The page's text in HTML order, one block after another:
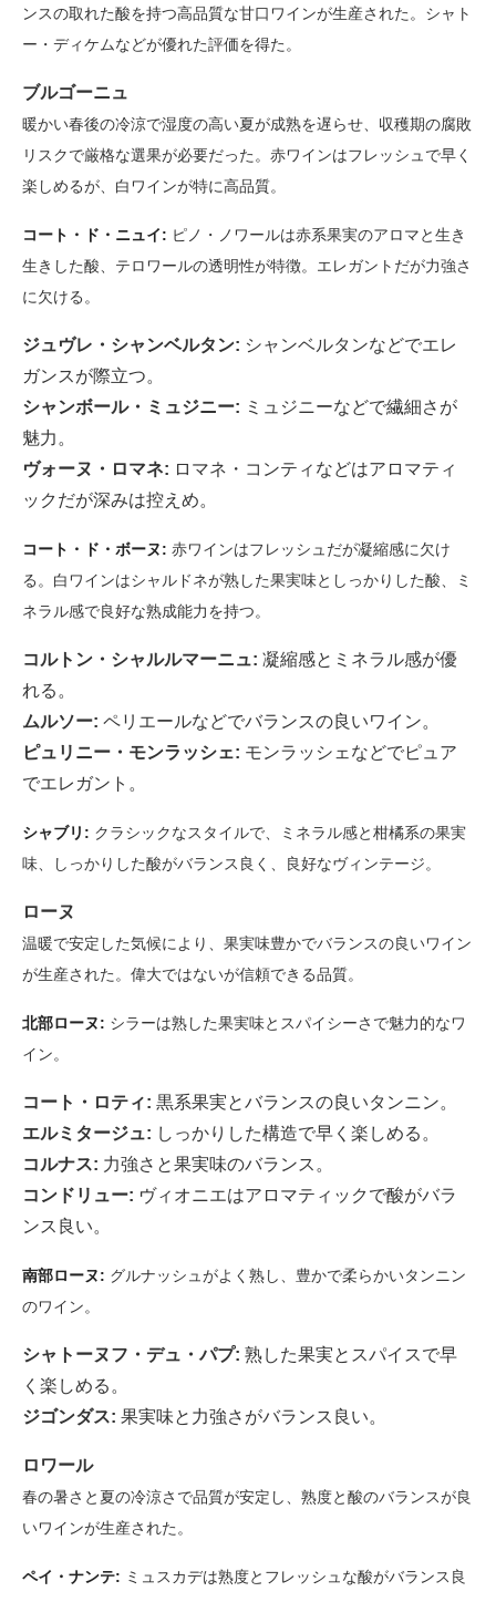
ンスの取れた酸を持つ高品質な甘口ワインが生産された。シャト
ー・ディケムなどが優れた評価を得た。
ブルゴーニュ
暖かい春後の冷涼で湿度の高い夏が成熟を遅らせ、収穫期の腐敗
リスクで厳格な選果が必要だった。赤ワインはフレッシュで早く
楽しめるが、白ワインが特に高品質。
コート・ド・ニュイ: ピノ・ノワールは赤系果実のアロマと生き
生きした酸、テロワールの透明性が特徴。エレガントだが力強さ
に欠ける。
ジュヴレ・シャンベルタン: シャンベルタンなどでエレ
ガンスが際立つ。
シャンボール・ミュジニー: ミュジニーなどで繊細さが
魅力。
ヴォーヌ・ロマネ: ロマネ・コンティなどはアロマティ
ックだが深みは控えめ。
コート・ド・ボーヌ: 赤ワインはフレッシュだが凝縮感に欠け
る。白ワインはシャルドネが熟した果実味としっかりした酸、ミ
ネラル感で良好な熟成能力を持つ。
コルトン・シャルルマーニュ: 凝縮感とミネラル感が優
れる。
ムルソー: ペリエールなどでバランスの良いワイン。
ピュリニー・モンラッシェ: モンラッシェなどでピュア
でエレガント。
シャブリ: クラシックなスタイルで、ミネラル感と柑橘系の果実
味、しっかりした酸がバランス良く、良好なヴィンテージ。
ローヌ
温暖で安定した気候により、果実味豊かでバランスの良いワイン
が生産された。偉大ではないが信頼できる品質。
北部ローヌ: シラーは熟した果実味とスパイシーさで魅力的なワ
イン。
コート・ロティ: 黒系果実とバランスの良いタンニン。
エルミタージュ: しっかりした構造で早く楽しめる。
コルナス: 力強さと果実味のバランス。
コンドリュー: ヴィオニエはアロマティックで酸がバラ
ンス良い。
南部ローヌ: グルナッシュがよく熟し、豊かで柔らかいタンニン
のワイン。
シャトーヌフ・デュ・パプ: 熟した果実とスパイスで早
く楽しめる。
ジゴンダス: 果実味と力強さがバランス良い。
ロワール
春の暑さと夏の冷涼さで品質が安定し、熟度と酸のバランスが良
いワインが生産された。
ペイ・ナンテ: ミュスカデは熟度とフレッシュな酸がバランス良